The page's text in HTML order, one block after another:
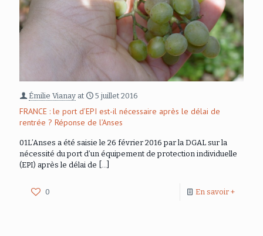
Émilie Vianay at 5 juillet 2016
FRANCE : le port d’EPI est-il nécessaire après le délai de
rentrée ? Réponse de l’Anses
01L’Anses a été saisie le 26 février 2016 par la DGAL sur la
nécessité du port d’un équipement de protection individuelle
(EPI) après le délai de
0 En savoir +